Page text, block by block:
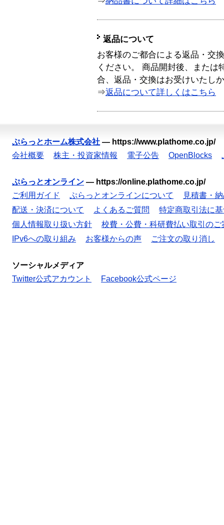
返品について
お客様のご都合による返品・交
ください。 商品開封後、または
合、返品・交換はお受けいたし
⇒返品について詳しくはこちら
ぷらっとホーム株式会社 — https://www.plathome.co.jp/
会社概要
株主・投資家情報 電子公告 OpenBlocks
ぷらっとオンライン — https://online.plathome.co.jp/
ご利用ガイド
ぷらっとオンラインについて
見積書・
配送・決済について
よくあるご質問
特定商取引法に
個人情報取り扱い方針
校費・公費・科研費払い取引のご
IPv6への取り組み
お客様からの声 ご注文の取り消し
ソーシャルメディア
Twitter公式アカウント
Facebook公式ページ